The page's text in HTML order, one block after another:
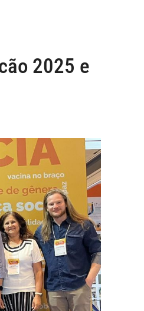
2025 e